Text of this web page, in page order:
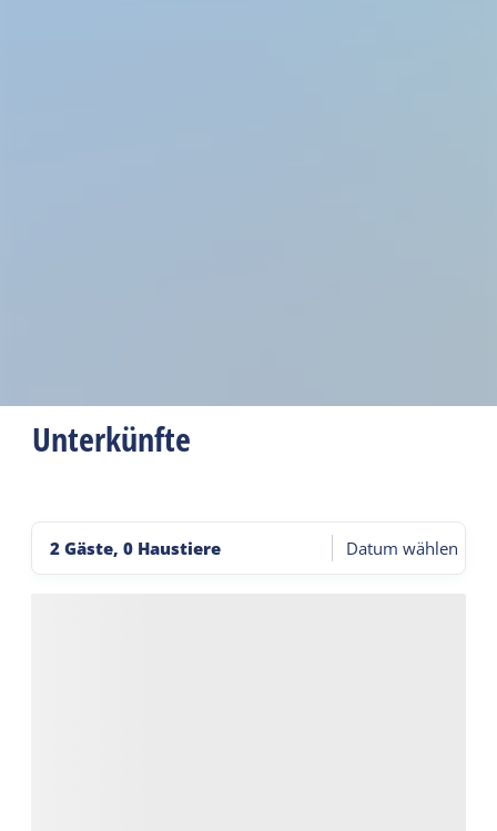
Unterkünfte
2 Gäste, 0 Haustiere Datum wählen